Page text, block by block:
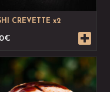
CREVETTE x2
€